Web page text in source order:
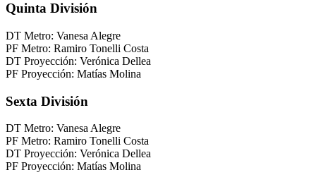
Quinta División
DT Metro: Vanesa Alegre
PF Metro: Ramiro Tonelli Costa
DT Proyección: Verónica Dellea
PF Proyección: Matías Molina
Sexta División
DT Metro: Vanesa Alegre
PF Metro: Ramiro Tonelli Costa
DT Proyección: Verónica Dellea
PF Proyección: Matías Molina